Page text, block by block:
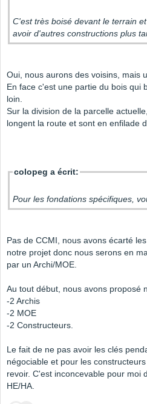
C'est très boisé devant le terrain
avoir d'autres constructions plus
Oui, nous aurons des voisins, mais
En face c'est une partie du bois qui
loin.
Sur la division de la parcelle
longent la route et sont en enfilade
colopeg a écrit:
Pour les fondations spécifiques,
Pas de CCMI, nous avons écarté
notre projet donc nous serons en
par un Archi/MOE.
Au tout début, nous avons proposé
-2 Archis
-2 MOE
-2 Constructeurs.
Le fait de ne pas avoir les clés
négociable et pour les
revoir. C'est inconcevable pour moi
HE/HA.